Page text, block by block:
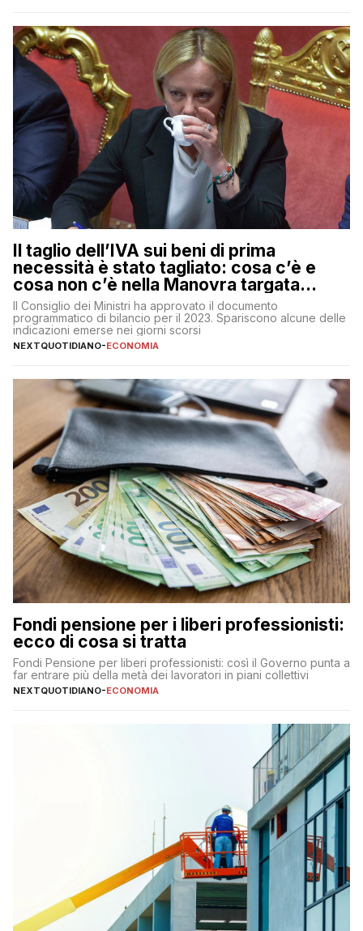
Il taglio dell’IVA sui beni di prima
necessità è stato tagliato: cosa c’è e
cosa non c’è nella Manovra targata
Meloni
Il Consiglio dei Ministri ha approvato il documento
programmatico di bilancio per il 2023. Spariscono alcune delle
indicazioni emerse nei giorni scorsi
NEXTQUOTIDIANO-ECONOMIA
Fondi pensione per i liberi professionisti:
ecco di cosa si tratta
Fondi Pensione per liberi professionisti: così il Governo punta a
far entrare più della metà dei lavoratori in piani collettivi
NEXTQUOTIDIANO-ECONOMIA